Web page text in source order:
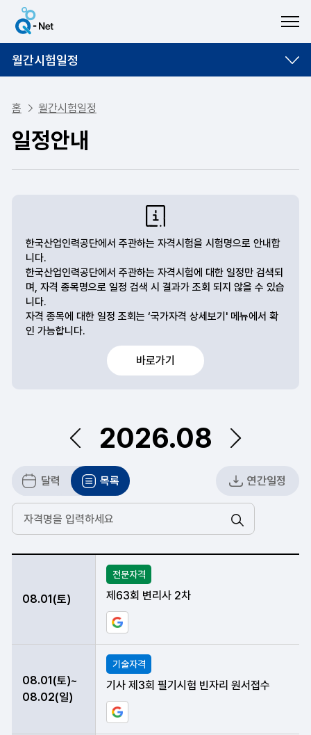
월간시험일정
홈 월간시험일정
일정안내
한국산업인력공단에서 주관하는 자격시험을 시험명으로 안내합
니다.
한국산업인력공단에서 주관하는 자격시험에 대한 일정만 검색되
며, 자격 종목명으로 일정 검색 시 결과가 조회 되지 않을 수 있습
니다.
자격 종목에 대한 일정 조회는 ‘국가자격 상세보기' 메뉴에서 확
인 가능합니다.
바로가기
달력 목록 연간일정
이전 2026.08 다음
검색
2026년 08 월 시험일정 안내표
08.01(토)
전문자격
제63회 변리사 2차
구글 일정에 현재 데이터 등록하기
08.01(토)~
08.02(일)
기술자격
기사 제3회 필기시험 빈자리 원서접수
구글 일정에 현재 데이터 등록하기